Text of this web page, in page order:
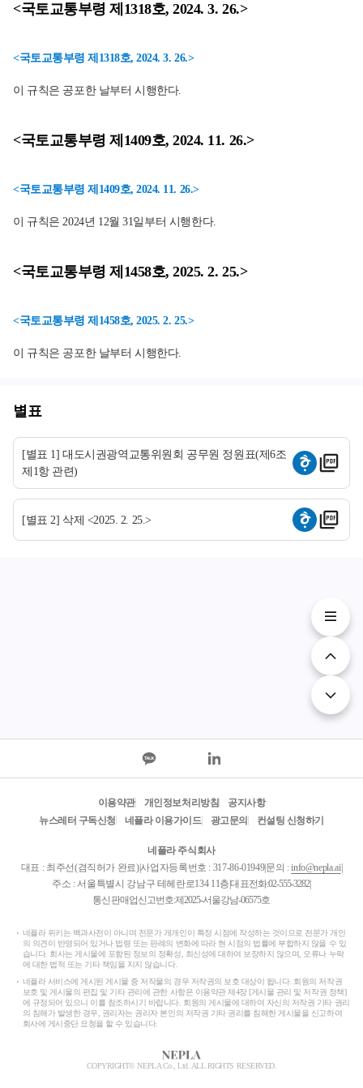
<국토교통부령 제1318호, 2024. 3. 26.>
<국토교통부령 제1318호, 2024. 3. 26.>
이 규칙은 공포한 날부터 시행한다.
<국토교통부령 제1409호, 2024. 11. 26.>
<국토교통부령 제1409호, 2024. 11. 26.>
이 규칙은 2024년 12월 31일부터 시행한다.
<국토교통부령 제1458호, 2025. 2. 25.>
<국토교통부령 제1458호, 2025. 2. 25.>
이 규칙은 공포한 날부터 시행한다.
별표
[별표 1] 대도시권광역교통위원회 공무원 정원표(제6조
제1항 관련)
[별표 2] 삭제 <2025. 2. 25.>
이용약관 개인정보처리방침
공지사항
뉴스레터 구독신청
네플라 이용가이드 광고문의 컨설팅 신청하기
네플라 주식회사
대표 : 최주선(겸직허가 완료)|사업자등록번호 : 317-86-01949|문의 :info@nepla.ai|
주소 : 서울특별시 강남구 테헤란로134 11층|대표전화:02-555-3282|
통신판매업신고번호:제2025-서울강남-06575호
네플라 위키는 백과사전이 아니며 전문가 개개인이 특정 시점에 작성하는 것이므로 전문가 개인
의 의견이 반영되어 있거나 법령 또는 판례의 변화에 따라 현 시점의 법률에 부합하지 않을 수 있
습니다. 회사는 게시물에 포함된 정보의 정확성, 최신성에 대하여 보장하지 않으며, 오류나 누락
에 대한 법적 또는 기타 책임을 지지 않습니다.
네플라 서비스에 게시된 게시물 중 저작물의 경우 저작권의 보호 대상이 됩니다. 회원의 저작권
보호 및 게시물의 편집 및 기타 관리에 관한 사항은 이용약관 제4장 [게시물 관리 및 저작권 정책]
에 규정되어 있으니 이를 참조하시기 바랍니다. 회원의 게시물에 대하여 자신의 저작권 기타 권리
의 침해가 발생한 경우, 권리자는 권리자 본인의 저작권 기타 권리를 침해한 게시물을 신고하여
회사에 게시중단 요청을 할 수 있습니다.
COPYRIGHT© NEPLA Co., Ltd. ALL RIGHTS RESERVED.